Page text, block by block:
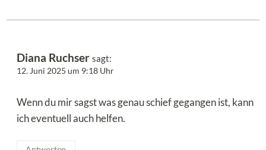
Diana Ruchser sagt:
12. Juni 2025 um 9:18 Uhr
Wenn du mir sagst was genau schief gegangen ist, kann
ich eventuell auch helfen.